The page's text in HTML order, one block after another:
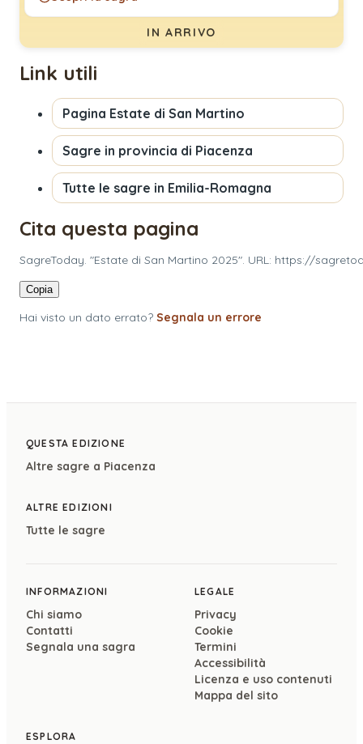
IN ARRIVO
Link utili
Pagina Estate di San Martino
Sagre in provincia di Piacenza
Tutte le sagre in Emilia-Romagna
Cita questa pagina
SagreToday. "Estate di San Martino 2025". URL: https://
Copia
Hai visto un dato errato? Segnala un errore
QUESTA EDIZIONE
Altre sagre a Piacenza
ALTRE EDIZIONI
Tutte le sagre
INFORMAZIONI
Chi siamo
Contatti
Segnala una sagra
LEGALE
Privacy
Cookie
Termini
Accessibilità
Licenza e uso contenuti
Mappa del sito
ESPLORA